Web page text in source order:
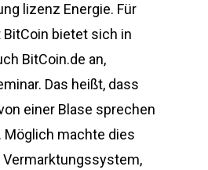
lizenz Energie. Für
bietet sich in
BitCoin.de an,
Das heißt, dass
einer Blase sprechen
machte dies
Vermarktungssystem,